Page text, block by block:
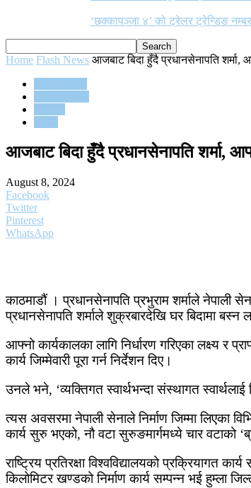
‘छक्कापञ्जा ४’ को ट्रेलर ट्रेन्डिङ
Home Flash News आजबाट बिदा हुँदै प्रधानसेनापति शर्मा,
आजबाट बिदा हुँदै प्रधानसेनापति शर्मा,
August 8, 2024
Facebook
Twitter
Pinterest
WhatsApp
काठमाडौं । प्रधानसेनापति प्रभुराम शर्माले
प्रधानसेनापति शर्माले शुक्रबारदेखि घर बिदामा बस्न
आफ्नो कार्यकालका लागि निर्धारण गरिएका लक्ष्य र
कार्य जिम्मेवारी पूरा गर्न निर्देशन दिए।
उनले भने, ‘व्यक्तिगत स्वार्थभन्दा संस्थागत
त्यस अवसरमा नेपाली सेनाले निर्माण जिम्मा लिएका
कार्य सुरु भएको, नौ वटा सुरुङमार्गमध्ये चार वटाको
राष्ट्रिय प्रतिरक्षा विश्वविद्यालयको प्रक्रियागत
किलोमिटर खण्डको निर्माण कार्य सम्पन्न भई हुम्ला